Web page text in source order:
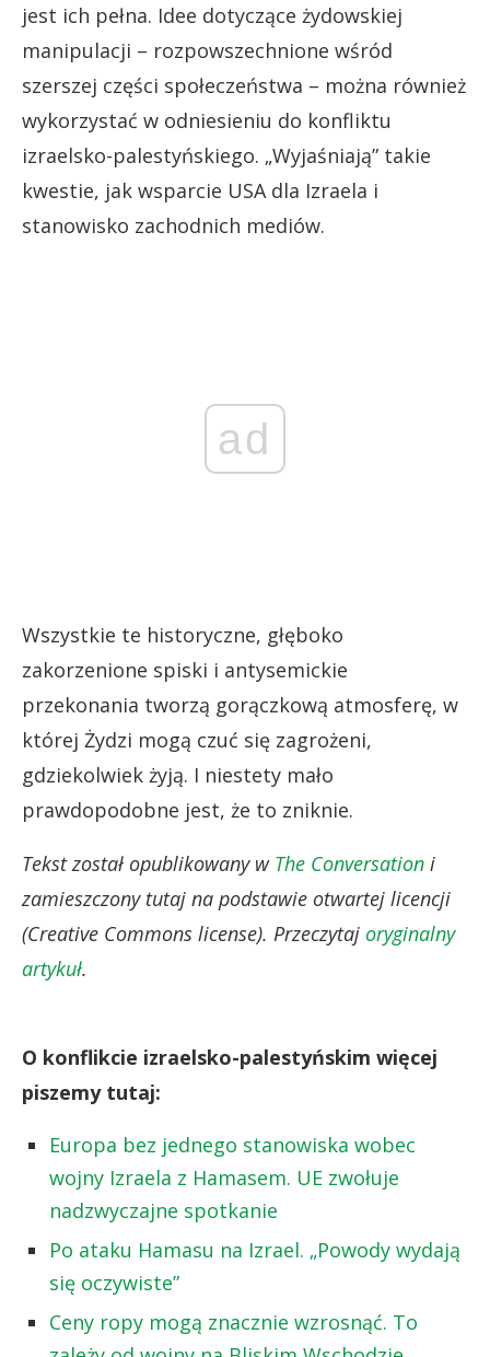
jest ich pełna. Idee dotyczące żydowskiej
manipulacji – rozpowszechnione wśród
szerszej części społeczeństwa – można również
wykorzystać w odniesieniu do konfliktu
izraelsko-palestyńskiego. „Wyjaśniają” takie
kwestie, jak wsparcie USA dla Izraela i
stanowisko zachodnich mediów.
ad
Wszystkie te historyczne, głęboko
zakorzenione spiski i antysemickie
przekonania tworzą gorączkową atmosferę, w
której Żydzi mogą czuć się zagrożeni,
gdziekolwiek żyją. I niestety mało
prawdopodobne jest, że to zniknie.
Tekst został opublikowany w The Conversation i
zamieszczony tutaj na podstawie otwartej licencji
(Creative Commons license). Przeczytaj oryginalny
artykuł.
O konflikcie izraelsko-palestyńskim więcej
piszemy tutaj:
Europa bez jednego stanowiska wobec
wojny Izraela z Hamasem. UE zwołuje
nadzwyczajne spotkanie
Po ataku Hamasu na Izrael. „Powody wydają
się oczywiste”
Ceny ropy mogą znacznie wzrosnąć. To